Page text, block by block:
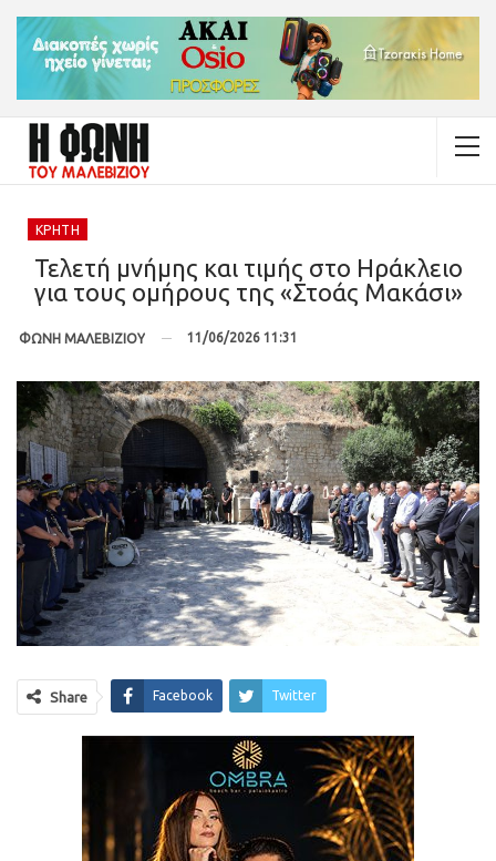
ΚΡΉΤΗ
Τελετή μνήμης και τιμής στο Ηράκλειο
για τους ομήρους της «Στοάς Μακάσι»
ΦΩΝΗ ΜΑΛΕΒΙΖΙΟΥ 11/06/2026 11:31
Share Facebook Twitter